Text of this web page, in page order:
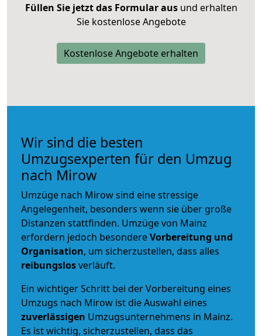
Füllen Sie jetzt das Formular ausund erhalten
Sie kostenlose Angebote
Kostenlose Angebote erhalten
Wir sind die besten
Umzugsexperten für den Umzug
nach Mirow
Umzüge nach Mirow sind eine stressige
Angelegenheit, besonders wenn sie über große
Distanzen stattfinden. Umzüge von Mainz
erfordern jedoch besondereVorbereitung und
Organisation, um sicherzustellen, dass alles
reibungslosverläuft.
Ein wichtiger Schritt bei der Vorbereitung eines
Umzugs nach Mirow ist die Auswahl eines
zuverlässigen Umzugsunternehmens in Mainz.
Es ist wichtig, sicherzustellen, dass das